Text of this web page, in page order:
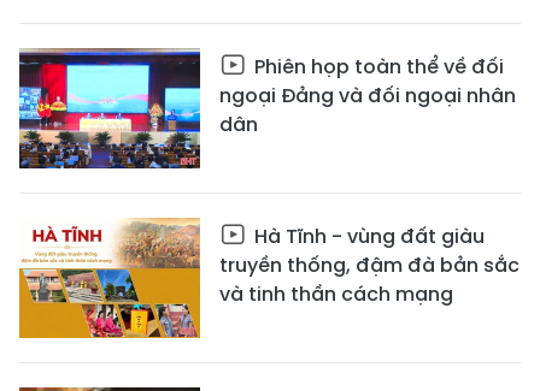
Phiên họp toàn thể về đối
ngoại Đảng và đối ngoại nhân
dân
Hà Tĩnh - vùng đất giàu
truyền thống, đậm đà bản sắc
và tinh thần cách mạng